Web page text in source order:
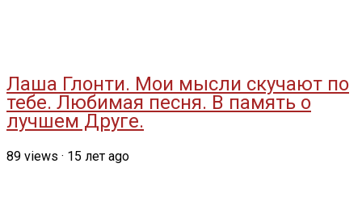
Лаша Глонти. Мои мысли скучают по
тебе. Любимая песня. В память о
лучшем Друге.
89 views · 15 лет ago